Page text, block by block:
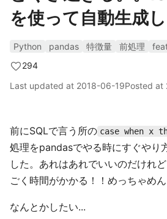
を使って自動生成
Python pandas 特徴量 前処理
294
Last updated at 2018-06-19Posted at
前にSQLで言う所の case when x
処理をpandasでやる時にすぐやり
した。あれはあれでいいのだけれ
ごく時間がかかる！！めっちゃめ
なんとかしたい...